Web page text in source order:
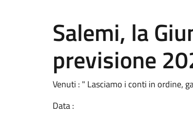
Salemi, la
previsione
Venuti : " Lasciamo i conti in ordine,
Data :